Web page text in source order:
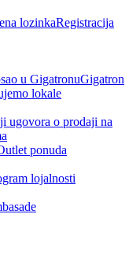
lozinkaRegistracija
u GigatronuGigatron
lokale
ugovora o prodaji na
ponuda
lojalnosti